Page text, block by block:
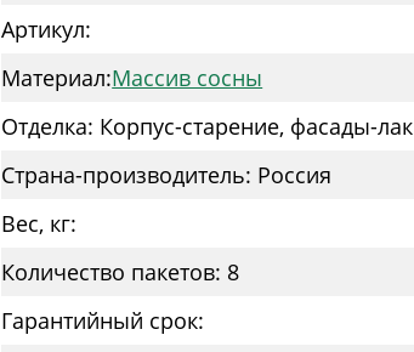
Артикул:
Материал:Массив сосны
Отделка: Корпус-старение, фасады-лак
Страна-производитель: Россия
Вес, кг:
Количество пакетов: 8
Гарантийный срок: